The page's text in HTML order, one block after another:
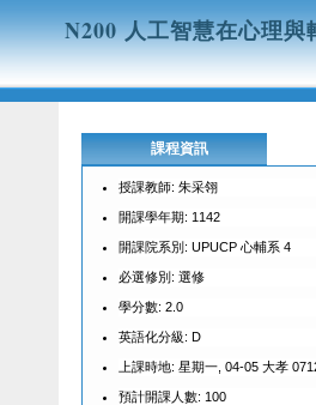
N200 人工智慧在心理
課程資訊
授課教師: 朱采翎
開課學年期: 1142
開課院系別: UPUCP 心輔系 4
必選修別: 選修
學分數: 2.0
英語化分級: D
上課時地: 星期一, 04-05 大孝
預計開課人數: 100